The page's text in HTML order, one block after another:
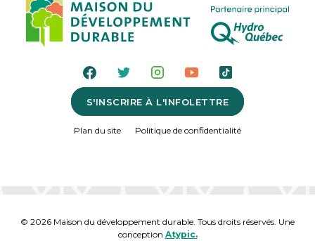
S'INSCRIRE À L'INFOLETTRE
Plan du site Politique de confidentialité
© 2026 Maison du développement durable. Tous droits réservés. Une
conception Atypic.